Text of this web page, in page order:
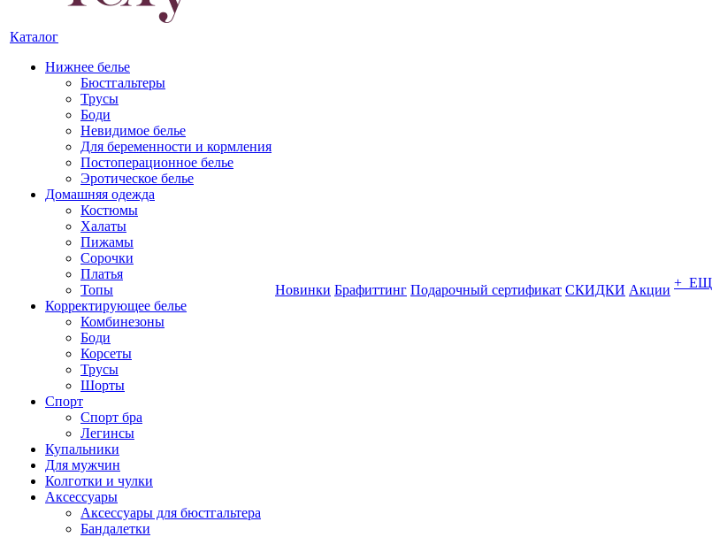
Каталог
Нижнее белье
Бюстгальтеры
Трусы
Боди
Невидимое белье
Для беременности и кормления
Постоперационное белье
Эротическое белье
Домашняя одежда
Костюмы
Халаты
Пижамы
Сорочки
Платья
Топы
Корректирующее белье
Комбинезоны
Боди
Корсеты
Трусы
Шорты
Спорт
Спорт бра
Легинсы
Купальники
Для мужчин
Колготки и чулки
Аксессуары
Аксессуары для бюстгальтера
Бандалетки
Новинки Брафиттинг Подарочный сертификат СКИДКИ Акции +